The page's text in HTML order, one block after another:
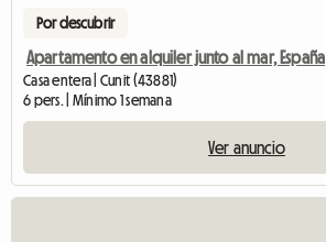
Por descubrir
Apartamento en alquiler junto al mar, España
Casa entera | Cunit (43881)
6 pers. | Mínimo 1 semana
Ver anuncio